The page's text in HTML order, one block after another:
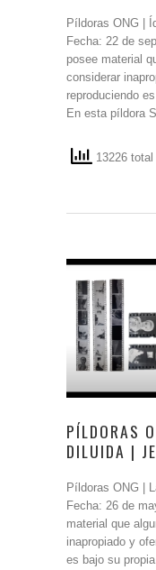
Píldoras ONG |
Fecha: 22 de
posee material
considerar
reproduciendo
En esta píldora
13226
PÍLDORAS
DILUIDA |
Píldoras ONG |
Fecha: 26 de
material que
inapropiado y
es bajo su